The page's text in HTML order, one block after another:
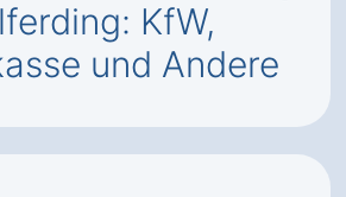
KfW,
und Andere